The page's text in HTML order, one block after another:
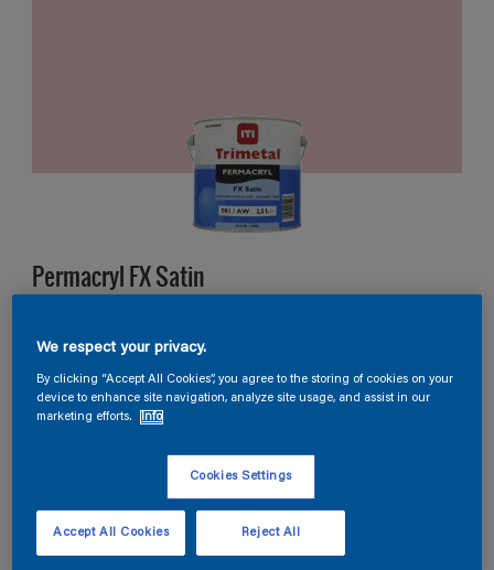
Permacryl FX Satin
A2.08.77
Kleur wijzigen
Aantal Verfcalculator
We respect your privacy.
By clicking “Accept All Cookies”, you agree to the storing of cookies on your
device to enhance site navigation, analyze site usage, and assist in our
marketing efforts.
Info
Cookies Settings
Reject All
Accept All Cookies